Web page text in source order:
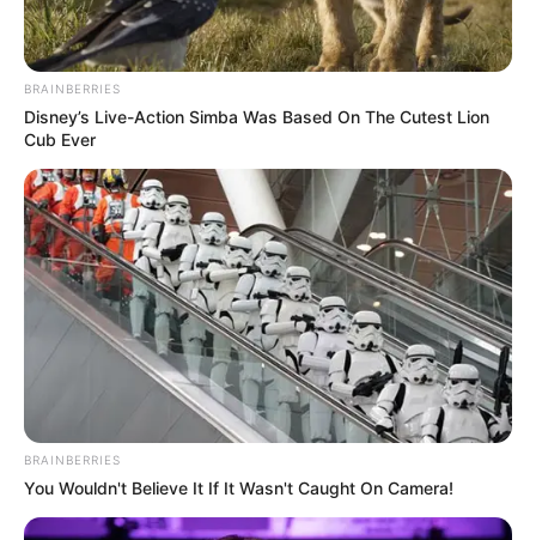
Kamu menyukai makanan asin? Cobalah menguranginya
sekarang juga jika tidak ingin perutmu menjadi buncit.
Kelebihan natrium ternyata berdampak kurang baik untuk
kesehatan dan perut menjadi lebih buncit. Selain itu juga bisa
pergelangan kaki.
6. Kurangi soda
BRAINBERRIES
Disney’s Live-Action Simba Was Based On The Cutest Lion
Cub Ever
BRAINBERRIES
You Wouldn't Believe It If It Wasn't Caught On Camera!